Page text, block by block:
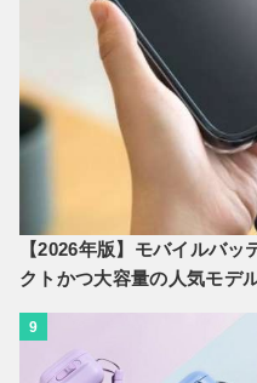
【2026年版】モバイルバ
クトかつ大容量の人気モデ
9